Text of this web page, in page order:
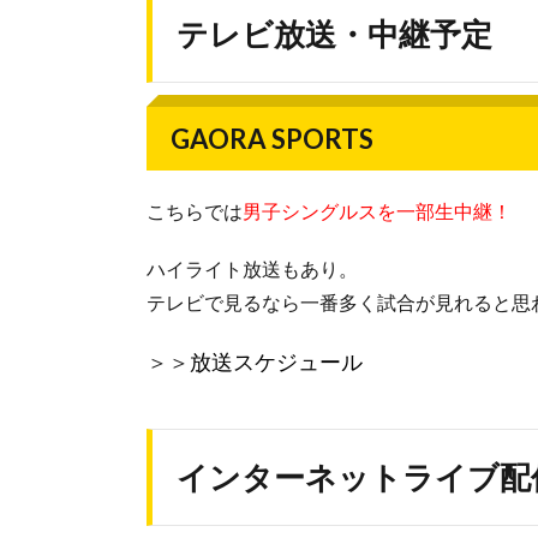
テレビ放送・中継予定
GAORA SPORTS
こちらでは男子シングルスを一部生中継！
ハイライト放送もあり。
テレビで見るなら一番多く試合が見れると思
＞＞ 放送スケジュール
インターネットライブ配